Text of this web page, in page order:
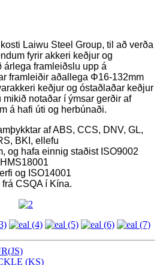
Laiwu Steel Group, til að verða
fyrir akkeri keðjur og
árlega framleiðslu upp á
framleiðir aðallega Φ16-132mm
keðjur og óstaðlaðar keðjur
notaðar í ýmsar gerðir af
á hafi úti og herbúnaði.
af ABS, CCS, DNV, GL,
BKI, ellefu
og hafa einnig staðist ISO9002
og ISO14001
CSQA í Kína.
(KS)